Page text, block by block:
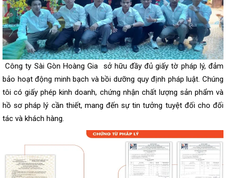
Công ty Sài Gòn Hoàng Gia sở hữu đầy đủ giấy tờ pháp lý, đảm
bảo hoạt động minh bạch và bồi dưỡng quy định pháp luật. Chúng
tôi có giấy phép kinh doanh, chứng nhận chất lượng sản phẩm và
hồ sơ pháp lý cần thiết, mang đến sự tin tưởng tuyệt đối cho đối
tác và khách hàng.